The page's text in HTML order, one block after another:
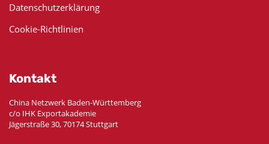
Datenschutzerklärung
Cookie-Richtlinien
Kontakt
China Netzwerk Baden-Württemberg
c/o IHK Exportakademie
Jägerstraße 30, 70174 Stuttgart